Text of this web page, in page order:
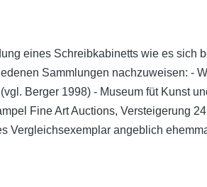
eines Schreibkabinetts wie es
Sammlungen nachzuweisen: -
Berger 1998) - Museum füt Kunst
Fine Art Auctions, Versteigerung
Vergleichsexemplar angeblich